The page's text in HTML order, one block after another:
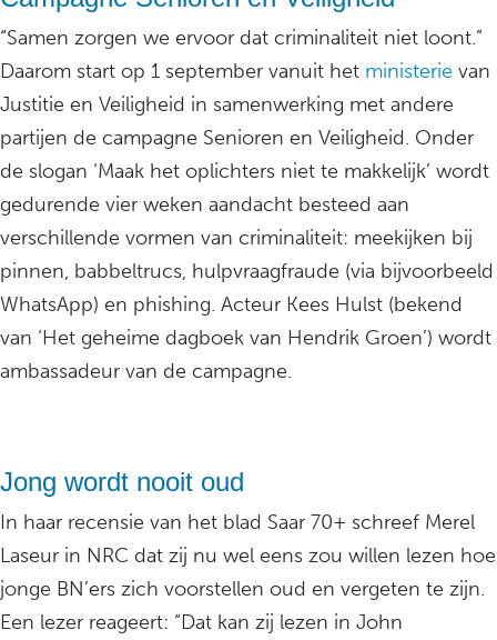
“Samen zorgen we ervoor dat criminaliteit niet loont.”
Daarom start op 1 september vanuit het ministerie van
Justitie en Veiligheid in samenwerking met andere
partijen de campagne Senioren en Veiligheid. Onder
de slogan ‘Maak het oplichters niet te makkelijk’ wordt
gedurende vier weken aandacht besteed aan
verschillende vormen van criminaliteit: meekijken bij
pinnen, babbeltrucs, hulpvraagfraude (via bijvoorbeeld
WhatsApp) en phishing. Acteur Kees Hulst (bekend
van ‘Het geheime dagboek van Hendrik Groen’) wordt
ambassadeur van de campagne.
Jong wordt nooit oud
In haar recensie van het blad Saar 70+ schreef Merel
Laseur in NRC dat zij nu wel eens zou willen lezen hoe
jonge BN’ers zich voorstellen oud en vergeten te zijn.
Een lezer reageert: “Dat kan zij lezen in John